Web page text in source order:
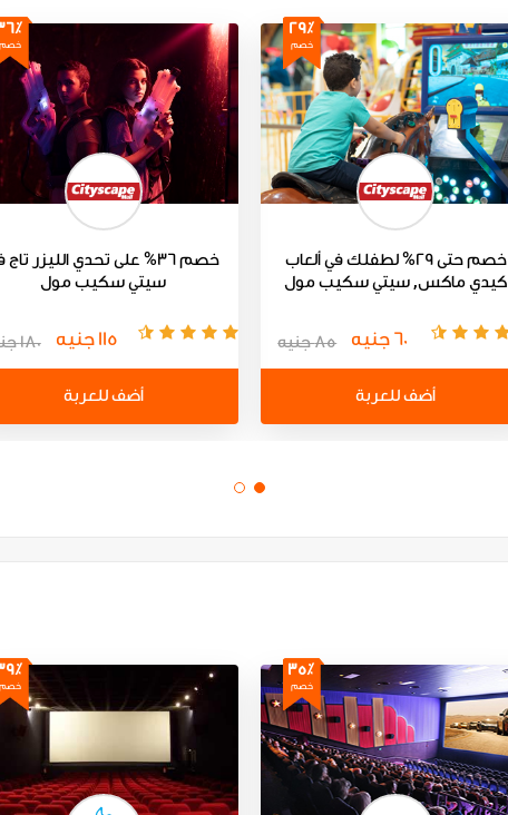
29٪
خصم
خصم حتى 29% لطفلك في ألعاب
كيدي ماكس, سيتي سكيب مول
60 جنيه 85 جنيه
أضف للعربة
خصم
خصم 36% على تحدي الليزر
سيتي سكيب مول
115 جنيه 180 جنيه
أضف للعربة
35٪
خصم خصم